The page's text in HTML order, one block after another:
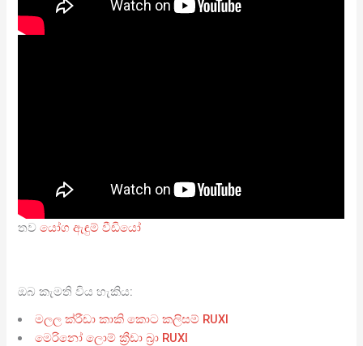
තවයෝග ඇඳුම් වීඩියෝ
ඔබ කැමති විය හැකිය:
මලල ක්රීඩා කාකි කොට කලිසම් RUXI
මෙරිනෝ ලොම් ක්‍රීඩා බ්‍රා RUXI